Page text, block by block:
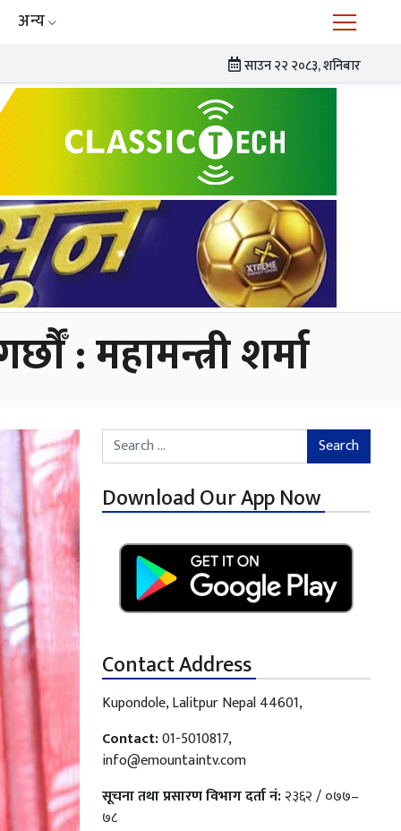
अन्य
साउन २२ २०८३, शनिबार
: महामन्त्री शर्मा
Search for:
Download Our App Now
Contact Address
Kupondole, Lalitpur Nepal 44601,
Contact:01-5010817,
info@emountaintv.com
सूचना तथा प्रसारण विभाग दर्ता नं:२३६२ / ०७७–
७८